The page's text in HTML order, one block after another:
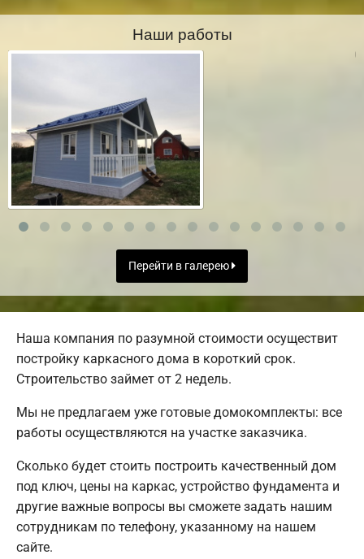
Наши работы
Перейти в галерею
Наша компания по разумной стоимости осуществит
постройку каркасного дома в короткий срок.
Строительство займет от 2 недель.
Мы не предлагаем уже готовые домокомплекты: все
работы осуществляются на участке заказчика.
Сколько будет стоить построить качественный дом
под ключ, цены на каркас, устройство фундамента и
другие важные вопросы вы сможете задать нашим
сотрудникам по телефону, указанному на нашем
сайте.